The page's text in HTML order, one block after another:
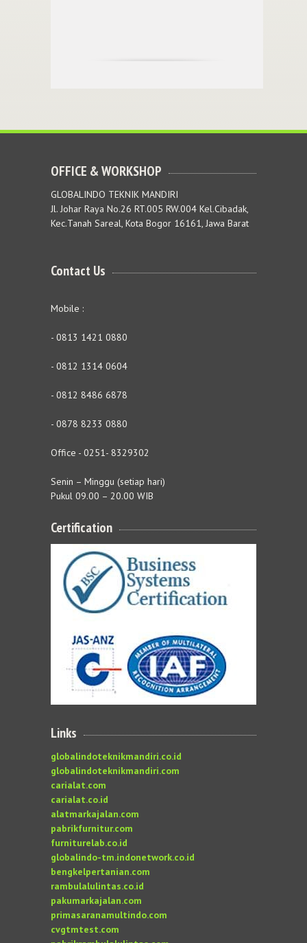
OFFICE & WORKSHOP
GLOBALINDO TEKNIK MANDIRI
Jl. Johar Raya No.26 RT.005 RW.004 Kel.Cibadak,
Kec.Tanah Sareal, Kota Bogor 16161, Jawa Barat
Contact Us
Mobile :
- 0813 1421 0880
- 0812 1314 0604
- 0812 8486 6878
- 0878 8233 0880
Office - 0251- 8329302
Senin – Minggu (setiap hari)
Pukul 09.00 – 20.00 WIB
Certification
Links
globalindoteknikmandiri.co.id
globalindoteknikmandiri.com
carialat.com
carialat.co.id
alatmarkajalan.com
pabrikfurnitur.com
furniturelab.co.id
globalindo-tm.indonetwork.co.id
bengkelpertanian.com
rambulalulintas.co.id
pakumarkajalan.com
primasaranamultindo.com
cvgtmtest.com